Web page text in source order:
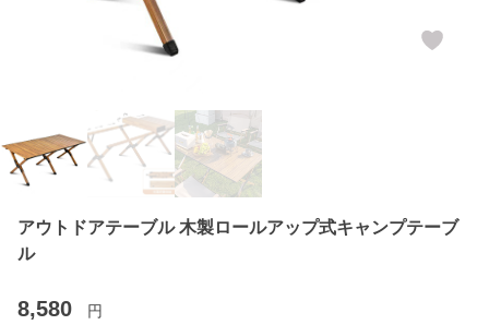
アウトドアテーブル 木製ロールアップ式キャンプテーブ
ル
8,580 円